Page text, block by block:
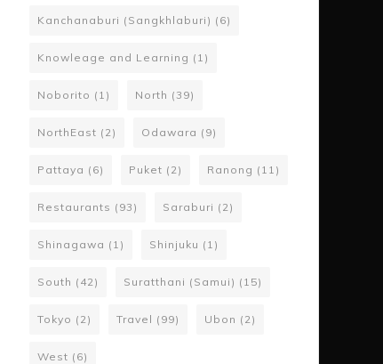
Kanchanaburi (Sangkhlaburi) (6)
Knowleage and Learning (1)
Noborito (1) North (39)
NorthEast (2) Odawara (9)
Pattaya (6) Puket (2) Ranong (11)
Restaurants (93) Saraburi (2)
Shinagawa (1) Shinjuku (1)
South (42) Suratthani (Samui) (15)
Tokyo (2) Travel (99) Ubon (2)
West (6)